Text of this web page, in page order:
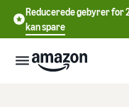
Reducerede gebyrer for
kan spare